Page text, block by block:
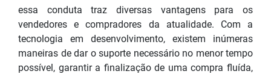
essa conduta traz diversas vantagens para os
vendedores e compradores da atualidade. Com a
tecnologia em desenvolvimento, existem inúmeras
maneiras de dar o suporte necessário no menor tempo
possível, garantir a finalização de uma compra fluída,